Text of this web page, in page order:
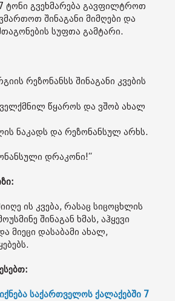
ტონი გვეხმარება გავფილტროთ
შინაგანი მიმღები და
სუფთა გამტარი.
რეზონანსს შინაგანი კვების
წყაროს და ვშობ ახალ
ნაკადს და რეზონანსულ არხს.
დრაკონი!“
ის კვება, რასაც სიცოცხლის
შინაგან ხმას, აჰყევი
მიეცი დასაბამი ახალ,
საქართველოს ქალაქებში 7